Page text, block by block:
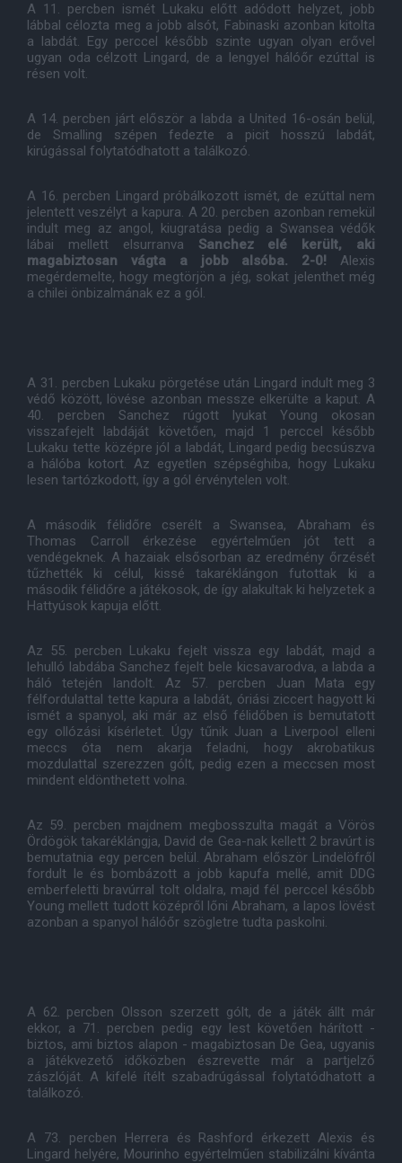
A 11. percben ismét Lukaku előtt adódott helyzet, jobb
lábbal célozta meg a jobb alsót, Fabinaski azonban kitolta
a labdát. Egy perccel később szinte ugyan olyan erővel
ugyan oda célzott Lingard, de a lengyel hálóőr ezúttal is
résen volt.
A 14. percben járt először a labda a United 16-osán belül,
de Smalling szépen fedezte a picit hosszú labdát,
kirúgással folytatódhatott a találkozó.
A 16. percben Lingard próbálkozott ismét, de ezúttal nem
jelentett veszélyt a kapura. A 20. percben azonban remekül
indult meg az angol, kiugratása pedig a Swansea védők
lábai mellett elsurranva Sanchez elé került, aki
magabiztosan vágta a jobb alsóba. 2-0! Alexis
megérdemelte, hogy megtörjön a jég, sokat jelenthet még
a chilei önbizalmának ez a gól.
A 31. percben Lukaku pörgetése után Lingard indult meg 3
védő között, lövése azonban messze elkerülte a kaput. A
40. percben Sanchez rúgott lyukat Young okosan
visszafejelt labdáját követően, majd 1 perccel később
Lukaku tette középre jól a labdát, Lingard pedig becsúszva
a hálóba kotort. Az egyetlen szépséghiba, hogy Lukaku
lesen tartózkodott, így a gól érvénytelen volt.
A második félidőre cserélt a Swansea, Abraham és
Thomas Carroll érkezése egyértelműen jót tett a
vendégeknek. A hazaiak elsősorban az eredmény őrzését
tűzhették ki célul, kissé takaréklángon futottak ki a
második félidőre a játékosok, de így alakultak ki helyzetek a
Hattyúsok kapuja előtt.
Az 55. percben Lukaku fejelt vissza egy labdát, majd a
lehulló labdába Sanchez fejelt bele kicsavarodva, a labda a
háló tetején landolt. Az 57. percben Juan Mata egy
félfordulattal tette kapura a labdát, óriási ziccert hagyott ki
ismét a spanyol, aki már az első félidőben is bemutatott
egy ollózási kísérletet. Úgy tűnik Juan a Liverpool elleni
meccs óta nem akarja feladni, hogy akrobatikus
mozdulattal szerezzen gólt, pedig ezen a meccsen most
mindent eldönthetett volna.
Az 59. percben majdnem megbosszulta magát a Vörös
Ördögök takaréklángja, David de Gea-nak kellett 2 bravúrt is
bemutatnia egy percen belül. Abraham először Lindelöfről
fordult le és bombázott a jobb kapufa mellé, amit DDG
emberfeletti bravúrral tolt oldalra, majd fél perccel később
Young mellett tudott középről lőni Abraham, a lapos lövést
azonban a spanyol hálóőr szögletre tudta paskolni.
A 62. percben Olsson szerzett gólt, de a játék állt már
ekkor, a 71. percben pedig egy lest követően hárított -
biztos, ami biztos alapon - magabiztosan De Gea, ugyanis
a játékvezető időközben észrevette már a partjelző
zászlóját. A kifelé ítélt szabadrúgással folytatódhatott a
találkozó.
A 73. percben Herrera és Rashford érkezett Alexis és
Lingard helyére, Mourinho egyértelműen stabilizálni kívánta